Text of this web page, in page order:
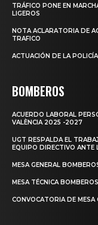
TRÁFICO PONE EN
LIGEROS
NOTA ACLARATORIA DE
TRAFICO
ACTUACIÓN DE LA
BOMBEROS
ACUERDO LABORAL
VALÈNCIA 2025 -2027
UGT RESPALDA EL
EQUIPO DIRECTIVO ANTE
MESA GENERAL
MESA TÉCNICA
CONVOCATORIA DE MESA